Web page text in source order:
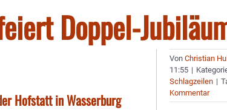
Doppel-
Hofstatt in Wasserburg
VonChristian
11:55 |
Schlagzeilen |
Kommentar